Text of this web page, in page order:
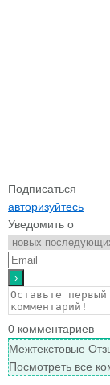
Подписаться
авторизуйтесь
Уведомить о
0 комментариев
Межтекстовые
Посмотреть все